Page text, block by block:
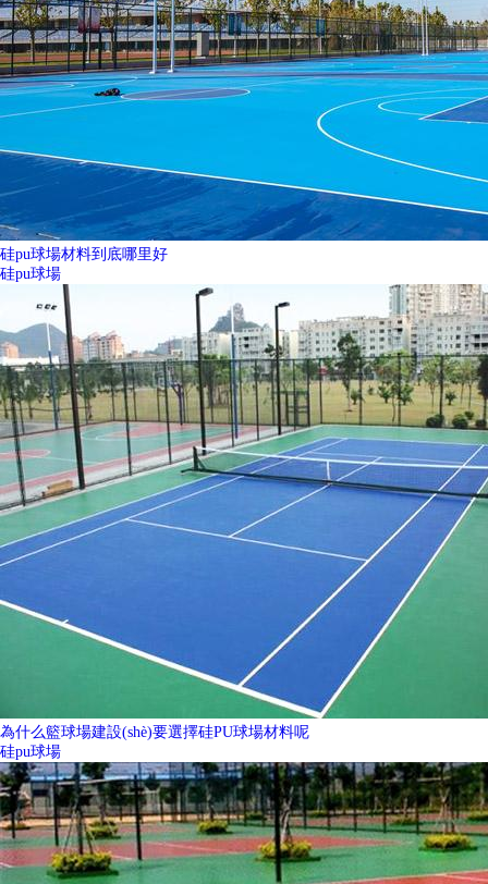
硅pu球場材料到底哪里好
硅pu球場
為什么籃球場建設(shè)要選擇硅PU球場材料呢
硅pu球場